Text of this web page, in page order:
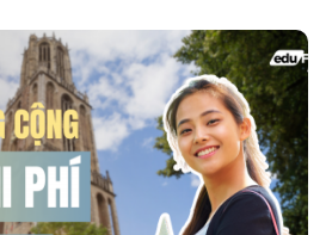
gì gì? Hãy cùng tìm hiểu để lựa
nhé!